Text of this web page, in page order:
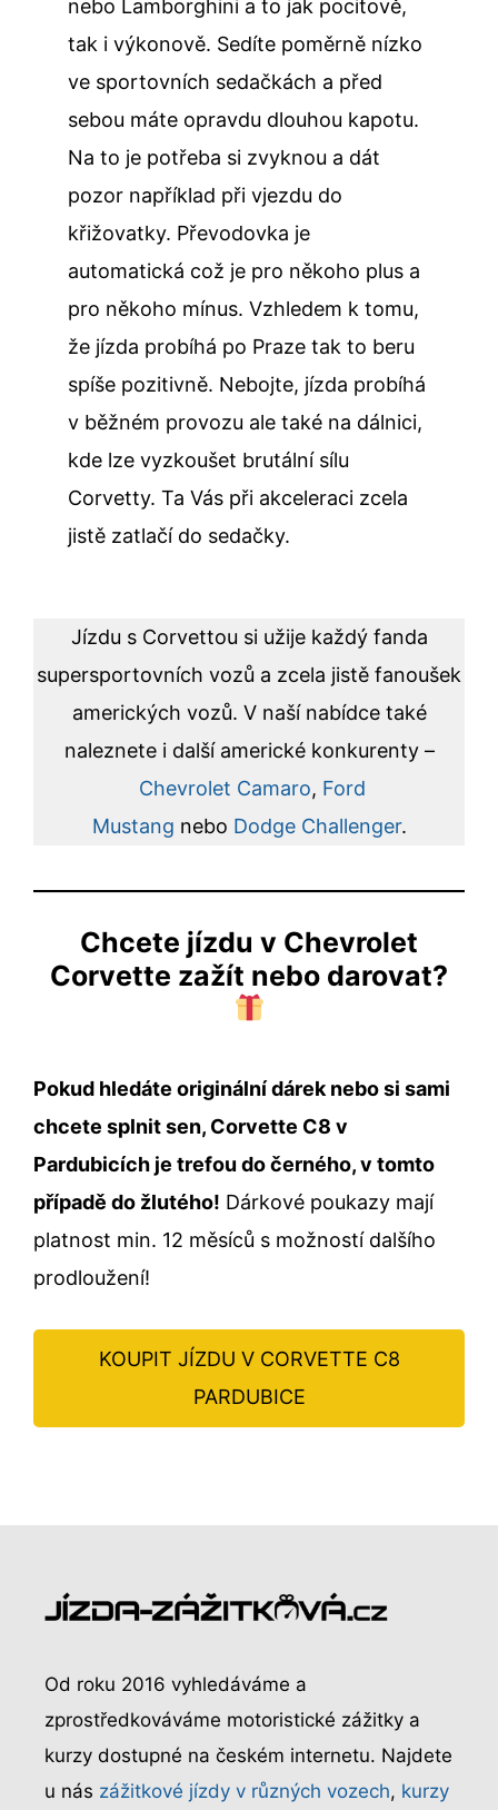
nebo Lamborghini a to jak pocitově,
tak i výkonově. Sedíte poměrně nízko
ve sportovních sedačkách a před
sebou máte opravdu dlouhou kapotu.
Na to je potřeba si zvyknou a dát
pozor například při vjezdu do
křižovatky. Převodovka je
automatická což je pro někoho plus a
pro někoho mínus. Vzhledem k tomu,
že jízda probíhá po Praze tak to beru
spíše pozitivně. Nebojte, jízda probíhá
v běžném provozu ale také na dálnici,
kde lze vyzkoušet brutální sílu
Corvetty. Ta Vás při akceleraci zcela
jistě zatlačí do sedačky.
Jízdu s Corvettou si užije každý fanda
supersportovních vozů a zcela jistě fanoušek
amerických vozů. V naší nabídce také
naleznete i další americké konkurenty –
Chevrolet Camaro, Ford
Mustang nebo Dodge Challenger.
Chcete jízdu v Chevrolet
Corvette zažít nebo darovat?
Pokud hledáte originální dárek nebo si sami
chcete splnit sen, Corvette C8 v
Pardubicích je trefou do černého, v tomto
případě do žlutého! Dárkové poukazy mají
platnost min. 12 měsíců s možností dalšího
prodloužení!
KOUPIT JÍZDU V CORVETTE C8
PARDUBICE
Od roku 2016 vyhledáváme a
zprostředkováváme motoristické zážitky a
kurzy dostupné na českém internetu. Najdete
u nás zážitkové jízdy v různých vozech, kurzy